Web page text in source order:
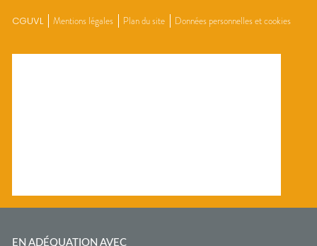
CGUVL Mentions légales Plan du site Données personnelles et cookies
EN ADÉQUATION AVEC